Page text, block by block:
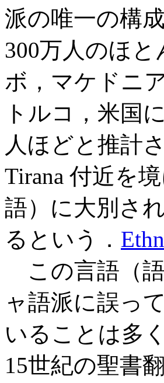
派の唯一の構
300万人のほ
ボ，マケドニ
トルコ，米国
人ほどと推計
Tirana 付近を
語）に大別さ
るという．
この言語（
ャ語派に誤っ
いることは多
15世紀の聖書